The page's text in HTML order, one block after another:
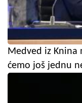
Medved iz
ćemo još jednu